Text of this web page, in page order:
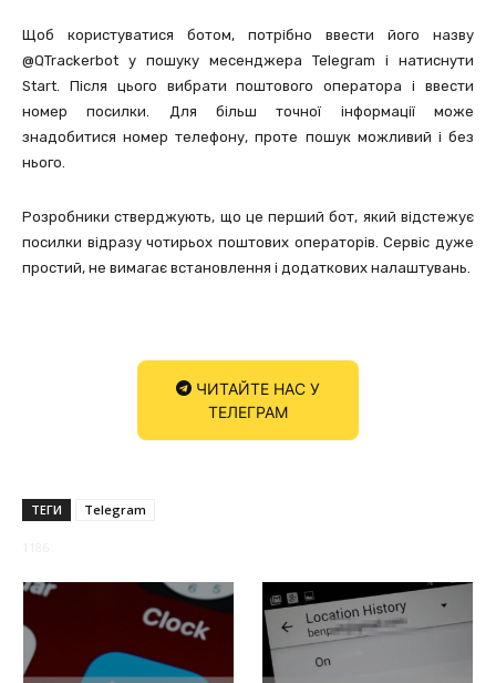
Щоб користуватися ботом, потрібно ввести його назву
@QTrackerbot у пошуку месенджера Telegram і натиснути
Start. Після цього вибрати поштового оператора і ввести
номер посилки. Для більш точної інформації може
знадобитися номер телефону, проте пошук можливий і без
нього.
Розробники стверджують, що це перший бот, який відстежує
посилки відразу чотирьох поштових операторів. Сервіс дуже
простий, не вимагає встановлення і додаткових налаштувань.
ЧИТАЙТЕ НАС У
ТЕЛЕГРАМ
ТЕГИ Telegram